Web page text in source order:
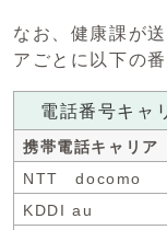
なお、健康課が
アごとに以下の
電話番号キャ
携帯電話キャリア
NTT docomo
KDDI au